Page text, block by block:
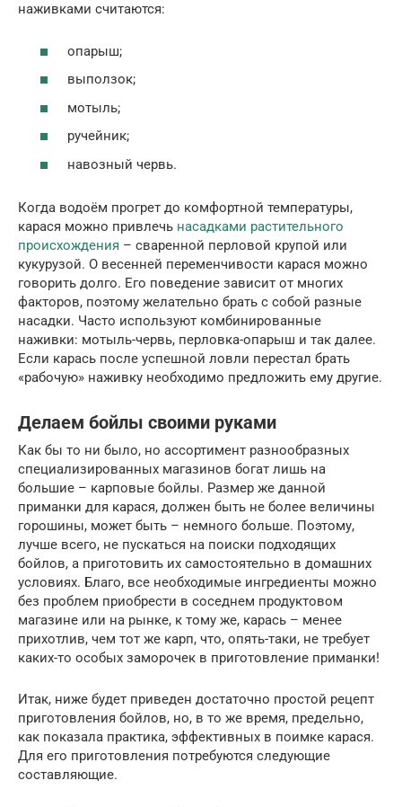
наживками считаются:
опарыш;
выползок;
мотыль;
ручейник;
навозный червь.
Когда водоём прогрет до комфортной температуры,
карася можно привлечь насадками растительного
происхождения – сваренной перловой крупой или
кукурузой. О весенней переменчивости карася можно
говорить долго. Его поведение зависит от многих
факторов, поэтому желательно брать с собой разные
насадки. Часто используют комбинированные
наживки: мотыль-червь, перловка-опарыш и так далее.
Если карась после успешной ловли перестал брать
«рабочую» наживку необходимо предложить ему другие.
Делаем бойлы своими руками
Как бы то ни было, но ассортимент разнообразных
специализированных магазинов богат лишь на
большие – карповые бойлы. Размер же данной
приманки для карася, должен быть не более величины
горошины, может быть – немного больше. Поэтому,
лучше всего, не пускаться на поиски подходящих
бойлов, а приготовить их самостоятельно в домашних
условиях. Благо, все необходимые ингредиенты можно
без проблем приобрести в соседнем продуктовом
магазине или на рынке, к тому же, карась – менее
прихотлив, чем тот же карп, что, опять-таки, не требует
каких-то особых заморочек в приготовление приманки!
Итак, ниже будет приведен достаточно простой рецепт
приготовления бойлов, но, в то же время, предельно,
как показала практика, эффективных в поимке карася.
Для его приготовления потребуются следующие
составляющие.